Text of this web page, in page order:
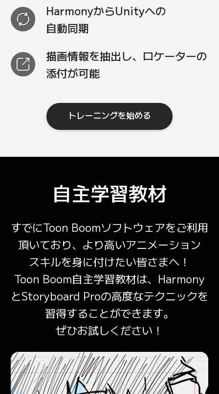
HarmonyからUnityへの
自動同期
描画情報を抽出し、 ロケーターの
添付が可能
トレーニングを始める
自主学習教材
すでにToon Boomソフトウェアをご利用
頂いており、 より高いアニメーション
スキルを身に付けたい皆さまへ！
Toon Boom自主学習教材は、 Harmony
とStoryboard Proの高度なテクニックを
習得することができます。
ぜひお試しください！